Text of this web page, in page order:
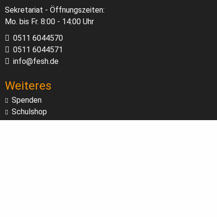
Sekretariat - Öffnungszeiten:
Mo. bis Fr. 8:00 - 14:00 Uhr
0511 6044570
0511 6044571
info@fesh.de
Weiteres
Spenden
Schulshop
Datenschutz & Cookie-Richtlinien